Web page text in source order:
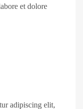
et dolore
adipiscing elit,